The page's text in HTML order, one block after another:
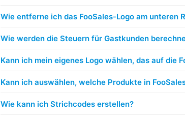
Wie entferne ich das FooSales-Logo am unteren
Wie werden die Steuern für Gastkunden
Kann ich mein eigenes Logo wählen, das auf die
Kann ich auswählen, welche Produkte in
Wie kann ich Strichcodes erstellen?